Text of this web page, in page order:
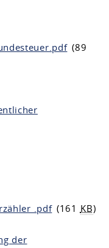
(89
.pdf (161 KB)
der